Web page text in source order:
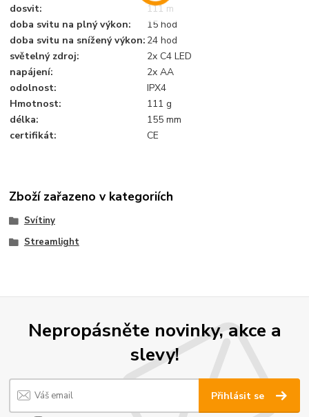
dosvit:
111 m
doba svitu na plný výkon:
15 hod
doba svitu na snížený výkon: 24 hod
světelný zdroj:
2x C4 LED
napájení:
2x AA
odolnost:
IPX4
Hmotnost:
111 g
délka:
155 mm
certifikát:
CE
Zboží zařazeno v kategoriích
Svítiny
Streamlight
Nepropásněte novinky, akce a
slevy!
Přihlásit se